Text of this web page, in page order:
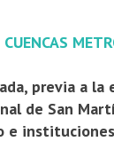
previa a
de San
e